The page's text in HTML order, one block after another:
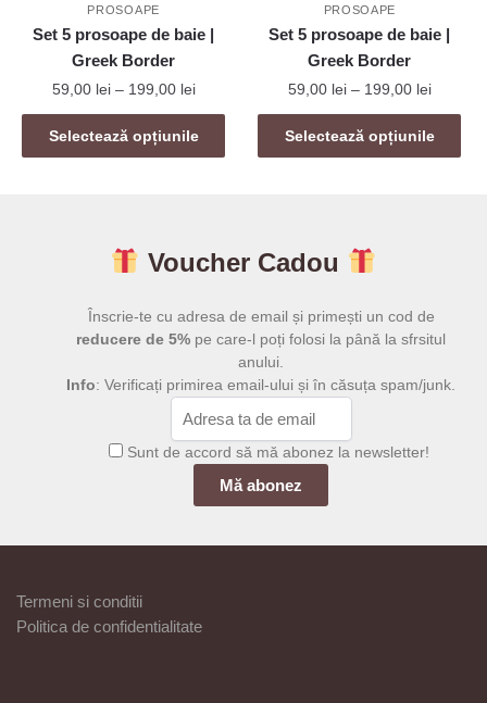
produsului.
PROSOAPE
Set 5 prosoape de baie |
Greek Border
59,00 lei – 199,00 leiInterval
de
prețuri:
59,00 lei
Selectează opțiunile
Acest
produs
variații.
pot
fi
în
produsului.
PROSOAPE
Set 5 prosoape de baie |
Greek Border
59,00 lei – 199,00 leiInterval
de
prețuri:
59,00
Selectează opțiunile
Acest
produs
variații.
pot
fi
în
produsului.
Voucher Cadou
Înscrie-te cu adresa de email și primești un cod de
reducere de 5% pe care-l poți folosi la până la sfrsitul
anului.
Info: Verificați primirea email-ului și în căsuța spam/junk.
Sunt de accord să mă abonez la newsletter!
Termeni si conditii
Politica de confidentialitate